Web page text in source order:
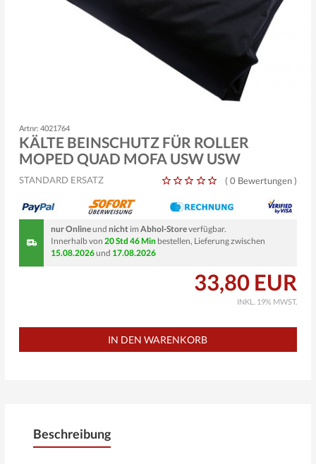
Artnr: 4021764
KÄLTE BEINSCHUTZ FÜR ROLLER
MOPED QUAD MOFA USW USW
STANDARD ERSATZ (0 Bewertungen)
nur Onlineund nichtim Abhol-Storeverfügbar.
Innerhalb von 20 Std 46 Minbestellen, Lieferung zwischen
15.08.2026und 17.08.2026
33,80 EUR
INKL. 19% MWST.
Beschreibung